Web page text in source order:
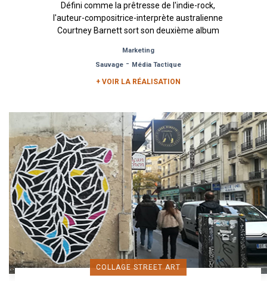
Défini comme la prêtresse de l'indie-rock,
l'auteur-compositrice-interprète australienne
Courtney Barnett sort son deuxième album
Marketing
Sauvage- Média Tactique
+ VOIR LA RÉALISATION
COLLAGE STREET ART